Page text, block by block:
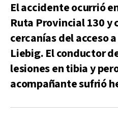
El accidente ocurrió
Ruta Provincial 130 y
cercanías del acceso
Liebig. El conductor
lesiones en tibia y
acompañante sufrió